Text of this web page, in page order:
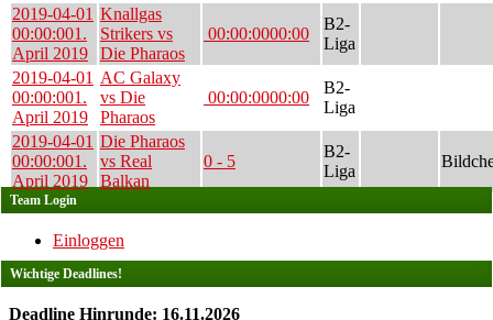
2019-04-01
00:00:001.
April 2019
Knallgas
Strikers vs
Die Pharaos
00:00:0000:00
B2-
Liga
2019-04-01
00:00:001.
April 2019
AC Galaxy
vs Die
Pharaos
00:00:0000:00
B2-
Liga
2019-04-01
00:00:001.
April 2019
Die Pharaos
vs Real
Balkan
0 - 5
B2-
Liga
Team Login
Einloggen
Wichtige Deadlines!
Deadline Hinrunde: 16.11.2026